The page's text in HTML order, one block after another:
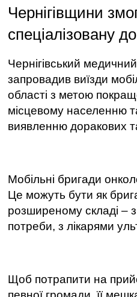
Чернігівщини
спеціалізовану
Чернігівський
запровадив виїзди
області з метою
місцевому населенню
виявленню доракових
Мобільні бригади
Це можуть бути як
розширеному складі –
потреби, з лікарями
Щоб потрапити на